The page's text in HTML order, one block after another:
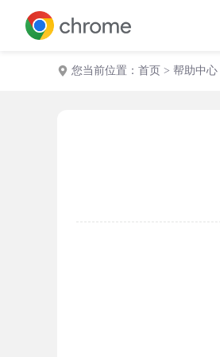
您当前位置： 首页 > 帮助中心